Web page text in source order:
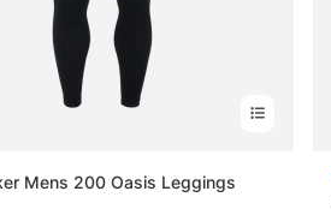
Mens 200 Oasis Leggings